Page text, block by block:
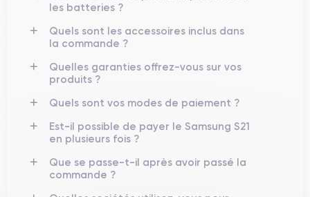
en verre selon les variantes. Le smartphone bénéficie de la
l’eau et à la poussière. :contentReference[oaicite:2]{index=2}
Écran & Multimédia
Dynamic AMOLED 2X de 6,2″
(2400×1080 px) avec un taux de rafraîchissement adaptatif de
48 à 120 Hz, une technologie HDR et un pic de luminosité
d’environ1300 nits. :contentReference[oaicite:3]{index=3}
les batteries ?
Quels sont les accessoires inclus dans
la commande ?
Quelles garanties offrez-vous sur vos
produits ?
Quels sont vos modes de paiement ?
Est-il possible de payer le Samsung S21
en plusieurs fois ?
Que se passe-t-il après avoir passé la
commande ?